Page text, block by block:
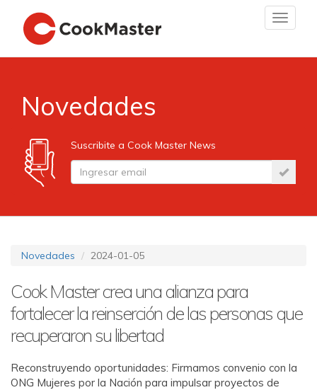
Toggle
Novedades
Suscribite a Cook Master News
Novedades 2024-01-05
Cook Master crea una alianza para
fortalecer la reinserción de las personas que
recuperaron su libertad
Reconstruyendo oportunidades: Firmamos convenio con la
ONG Mujeres por la Nación para impulsar proyectos de